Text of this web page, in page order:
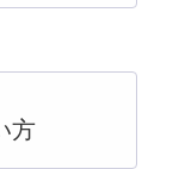
方